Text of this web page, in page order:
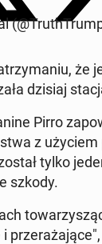
że
dzisiaj
Pirro
z
tylko
szkody.
i